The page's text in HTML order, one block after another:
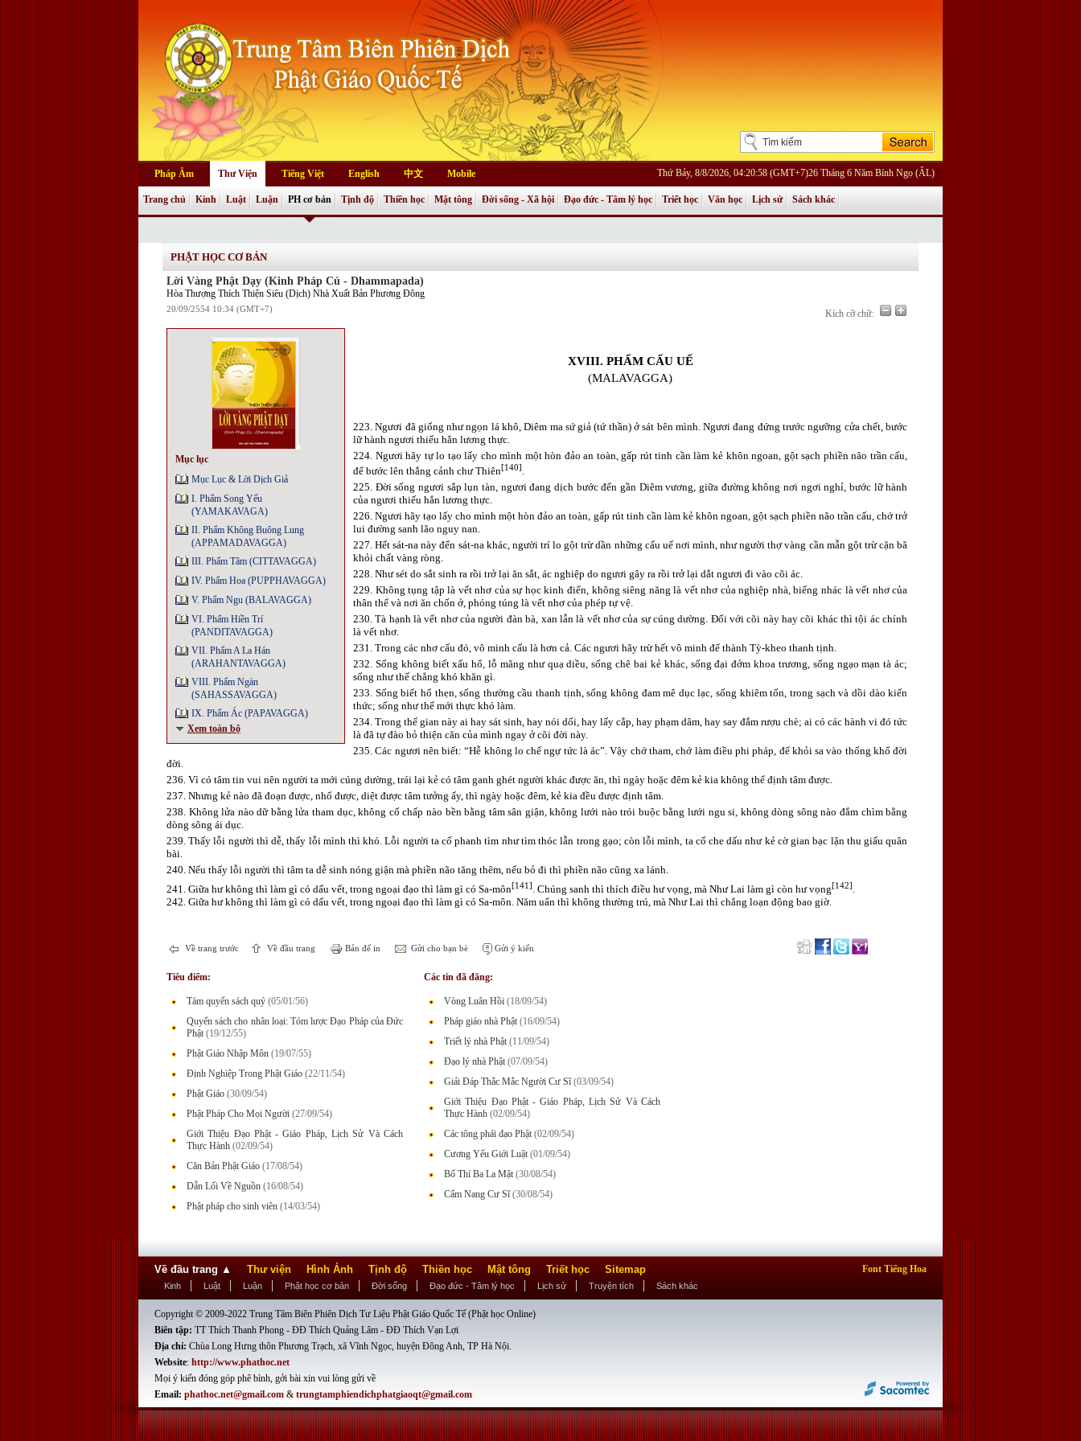
Pháp Âm Thư Viện Tiếng Việt English 中文 Mobile Thứ Bảy, 8/8/2026, 04:20:58 (GMT+7)26 Tháng 6 Năm Bính Ngọ (ÂL)
Trang chủ Kinh Luật Luận PH cơ bản Tịnh độ Thiền học Mật tông Đời sống - Xã hội Đạo đức - Tâm lý học Triết học Văn học Lịch sử Sách khác
PHẬT HỌC CƠ BẢN
Lời Vàng Phật Dạy (Kinh Pháp Cú - Dhammapada)
Hòa Thượng Thích Thiện Siêu (Dịch) Nhà Xuất Bản Phương Đông
20/09/2554 10:34 (GMT+7) Kích cỡ chữ:
Mục lục
Mục Lục & Lời Dịch Giả
I. Phẩm Song Yếu
(YAMAKAVAGA)
II. Phẩm Không Buông Lung
(APPAMADAVAGGA)
III. Phẩm Tâm (CITTAVAGGA)
IV. Phẩm Hoa (PUPPHAVAGGA)
V. Phẩm Ngu (BALAVAGGA)
VI. Phẩm Hiền Trí
(PANDITAVAGGA)
VII. Phẩm A La Hán
(ARAHANTAVAGGA)
VIII. Phẩm Ngàn
(SAHASSAVAGGA)
IX. Phẩm Ác (PAPAVAGGA)
Xem toàn bộ
XVIII. PHẨM CẤU UẾ
(MALAVAGGA)
223. Ngươi đã giống như ngọn lá khô, Diêm ma sứ giả (tứ thần) ở sát bên mình. Ngươi đang đứng trước ngưỡng cửa chết, bước
lữ hành ngươi thiếu hẳn lương thực.
224. Ngươi hãy tự lo tạo lấy cho mình một hòn đảo an toàn, gấp rút tinh cần làm kẻ khôn ngoan, gột sạch phiền não trần cấu,
để bước lên thắng cảnh chư Thiên[140].
225. Đời sống ngươi sắp lụn tàn, ngươi đang dịch bước đến gần Diêm vương, giữa đường không nơi ngơi nghỉ, bước lữ hành
của ngươi thiếu hẳn lương thực.
226. Ngươi hãy tạo lấy cho mình một hòn đảo an toàn, gấp rút tinh cần làm kẻ khôn ngoan, gột sạch phiền não trần cấu, chớ trở
lui đường sanh lão nguy nan.
227. Hết sát-na này đến sát-na khác, người trí lo gột trừ dần những cấu uế nơi mình, như người thợ vàng cần mẫn gột trừ cặn bã
khỏi chất vàng ròng.
228. Như sét do sắt sinh ra rồi trở lại ăn sắt, ác nghiệp do ngươi gây ra rồi trở lại dắt ngươi đi vào cõi ác.
229. Không tụng tập là vết nhơ của sự học kinh điển, không siêng năng là vết nhơ của nghiệp nhà, biếng nhác là vết nhơ của
thân thể và nơi ăn chốn ở, phóng túng là vết nhơ của phép tự vệ.
230. Tà hạnh là vết nhơ của người đàn bà, xan lẫn là vết nhơ của sự cúng dường. Đối với cõi này hay cõi khác thì tội ác chính
là vết nhơ.
231. Trong các nhơ cấu đó, vô minh cấu là hơn cả. Các ngươi hãy trừ hết vô minh để thành Tỳ-kheo thanh tịnh.
232. Sống không biết xấu hổ, lỗ mãng như quạ diều, sống chê bai kẻ khác, sống đại đởm khoa trương, sống ngạo mạn tà ác;
sống như thế chẳng khó khăn gì.
233. Sống biết hổ thẹn, sống thường cầu thanh tịnh, sống không đam mê dục lạc, sống khiêm tốn, trong sạch và dồi dào kiến
thức; sống như thế mới thực khó làm.
234. Trong thế gian này ai hay sát sinh, hay nói dối, hay lấy cắp, hay phạm dâm, hay say đắm rượu chè; ai có các hành vi đó tức
là đã tự đào bỏ thiện căn của mình ngay ở cõi đời này.
235. Các ngươi nên biết: “Hễ không lo chế ngự tức là ác”. Vậy chớ tham, chớ làm điều phi pháp, để khỏi sa vào thống khổ đời
đời.
236. Vì có tâm tin vui nên người ta mới cúng dường, trái lại kẻ có tâm ganh ghét người khác được ăn, thì ngày hoặc đêm kẻ kia không thể định tâm được.
237. Nhưng kẻ nào đã đoạn được, nhổ được, diệt được tâm tưởng ấy, thì ngày hoặc đêm, kẻ kia đều được định tâm.
238. Không lửa nào dữ bằng lửa tham dục, không cố chấp nào bền bằng tâm sân giận, không lưới nào trói buộc bằng lưới ngu si, không dòng sông nào đắm chìm bằng
dòng sông ái dục.
239. Thấy lỗi người thì dễ, thấy lỗi mình thì khó. Lỗi người ta cố phanh tìm như tìm thóc lẫn trong gạo; còn lỗi mình, ta cố che dấu như kẻ cờ gian bạc lận thu giấu quân
bài.
240. Nếu thấy lỗi người thì tâm ta dễ sinh nóng giận mà phiền não tăng thêm, nếu bỏ đi thì phiền não cũng xa lánh.
241. Giữa hư không thì làm gì có dấu vết, trong ngoại đạo thì làm gì có Sa-môn[141] . Chúng sanh thì thích điều hư vọng, mà Như Lai làm gì còn hư vọng[142]
242. Giữa hư không thì làm gì có dấu vết, trong ngoại đạo thì làm gì có Sa-môn. Năm uẩn thì không thường trú, mà Như Lai thì chẳng loạn động bao giờ.
Về trang trước Về đầu trang Bản để in Gửi cho bạn bè Gửi ý kiến
Tiêu điểm:
Tám quyển sách quý (05/01/56)
Quyển sách cho nhân loại: Tóm lược Đạo Pháp của Đức
Phật (19/12/55)
Phật Giáo Nhập Môn (19/07/55)
Định Nghiệp Trong Phật Giáo (22/11/54)
Phật Giáo (30/09/54)
Phật Pháp Cho Mọi Người (27/09/54)
Giới Thiệu Đạo Phật - Giáo Pháp, Lịch Sử Và Cách
Thực Hành (02/09/54)
Căn Bản Phật Giáo (17/08/54)
Dẫn Lối Về Nguồn (16/08/54)
Phật pháp cho sinh viên (14/03/54)
Các tin đã đăng:
Vòng Luân Hồi (18/09/54)
Pháp giáo nhà Phật (16/09/54)
Triết lý nhà Phật (11/09/54)
Đạo lý nhà Phật (07/09/54)
Giải Đáp Thắc Mắc Người Cư Sĩ (03/09/54)
Giới Thiệu Đạo Phật - Giáo Pháp, Lịch Sử Và Cách
Thực Hành (02/09/54)
Các tông phái đạo Phật (02/09/54)
Cương Yếu Giới Luật (01/09/54)
Bố Thí Ba La Mật (30/08/54)
Cẩm Nang Cư Sĩ (30/08/54)
Về đầu trang ▲ Thư viện Hình Ảnh Tịnh độ Thiền học Mật tông Triết học Sitemap Font Tiếng Hoa
Kinh Luật Luận Phật học cơ bản Đời sống Đạo đức - Tâm lý học Lịch sử Truyện tích Sách khác
Copyright © 2009-2022 Trung Tâm Biên Phiên Dịch Tư Liệu Phật Giáo Quốc Tế (Phật học Online)
Biên tập: TT Thích Thanh Phong - ĐĐ Thích Quảng Lâm - ĐĐ Thích Vạn Lợi
Địa chỉ: Chùa Long Hưng thôn Phương Trạch, xã Vĩnh Ngọc, huyện Đông Anh, TP Hà Nội.
Website: http://www.phathoc.net
Mọi ý kiến đóng góp phê bình, gởi bài xin vui lòng gửi về
Email: phathoc.net@gmail.com & trungtamphiendichphatgiaoqt@gmail.com